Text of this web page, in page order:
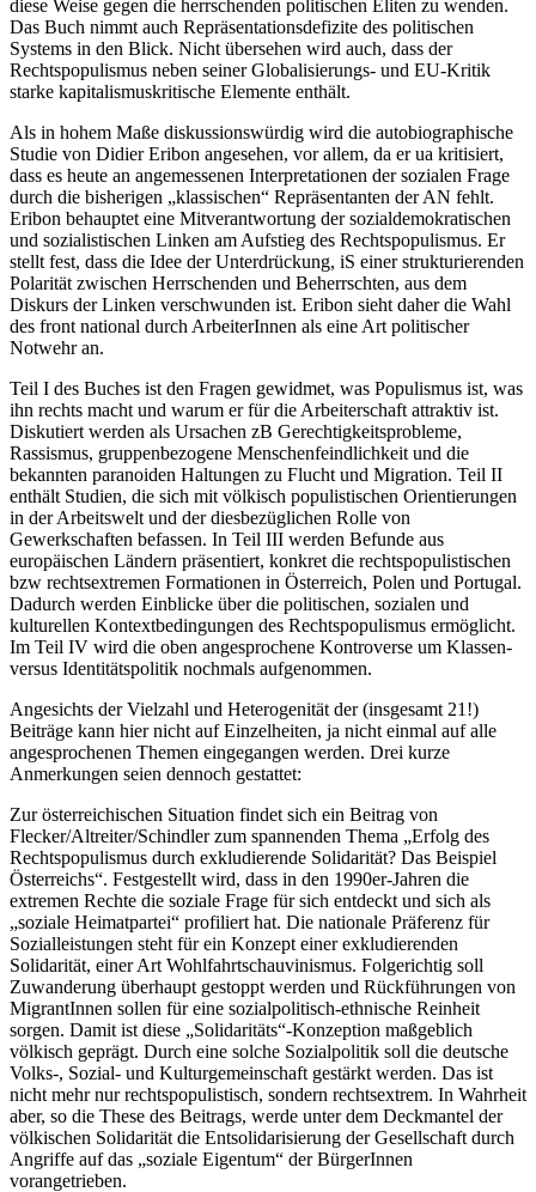
diese Weise gegen die herrschenden politischen Eliten zu wenden.
Das Buch nimmt auch Repräsentationsdefizite des politischen
Systems in den Blick. Nicht übersehen wird auch, dass der
Rechtspopulismus neben seiner Globalisierungs- und EU-Kritik
starke kapitalismuskritische Elemente enthält.
Als in hohem Maße diskussionswürdig wird die autobiographische
Studie von Didier Eribon angesehen, vor allem, da er ua kritisiert,
dass es heute an angemessenen Interpretationen der sozialen Frage
durch die bisherigen „klassischen“ Repräsentanten der AN fehlt.
Eribon behauptet eine Mitverantwortung der sozialdemokratischen
und sozialistischen Linken am Aufstieg des Rechtspopulismus. Er
stellt fest, dass die Idee der Unterdrückung, iS einer strukturierenden
Polarität zwischen Herrschenden und Beherrschten, aus dem
Diskurs der Linken verschwunden ist. Eribon sieht daher die Wahl
des front national durch ArbeiterInnen als eine Art politischer
Notwehr an.
Teil I des Buches ist den Fragen gewidmet, was Populismus ist, was
ihn rechts macht und warum er für die Arbeiterschaft attraktiv ist.
Diskutiert werden als Ursachen zB Gerechtigkeitsprobleme,
Rassismus, gruppenbezogene Menschenfeindlichkeit und die
bekannten paranoiden Haltungen zu Flucht und Migration. Teil II
enthält Studien, die sich mit völkisch populistischen Orientierungen
in der Arbeitswelt und der diesbezüglichen Rolle von
Gewerkschaften befassen. In Teil III werden Befunde aus
europäischen Ländern präsentiert, konkret die rechtspopulistischen
bzw rechtsextremen Formationen in Österreich, Polen und Portugal.
Dadurch werden Einblicke über die politischen, sozialen und
kulturellen Kontextbedingungen des Rechtspopulismus ermöglicht.
Im Teil IV wird die oben angesprochene Kontroverse um Klassen-
versus Identitätspolitik nochmals aufgenommen.
Angesichts der Vielzahl und Heterogenität der (insgesamt 21!)
Beiträge kann hier nicht auf Einzelheiten, ja nicht einmal auf alle
angesprochenen Themen eingegangen werden. Drei kurze
Anmerkungen seien dennoch gestattet:
Zur österreichischen Situation findet sich ein Beitrag von
Flecker/Altreiter/Schindlerzum spannenden Thema „Erfolg des
Rechtspopulismus durch exkludierende Solidarität? Das Beispiel
Österreichs“. Festgestellt wird, dass in den 1990er-Jahren die
extremen Rechte die soziale Frage für sich entdeckt und sich als
„soziale Heimatpartei“ profiliert hat. Die nationale Präferenz für
Sozialleistungen steht für ein Konzept einer exkludierenden
Solidarität, einer Art Wohlfahrtschauvinismus. Folgerichtig soll
Zuwanderung überhaupt gestoppt werden und Rückführungen von
MigrantInnen sollen für eine sozialpolitisch-ethnische Reinheit
sorgen. Damit ist diese „Solidaritäts“-Konzeption maßgeblich
völkisch geprägt. Durch eine solche Sozialpolitik soll die deutsche
Volks-, Sozial- und Kulturgemeinschaft gestärkt werden. Das ist
nicht mehr nur rechtspopulistisch, sondern rechtsextrem. In Wahrheit
aber, so die These des Beitrags, werde unter dem Deckmantel der
völkischen Solidarität die Entsolidarisierung der Gesellschaft durch
Angriffe auf das „soziale Eigentum“ der BürgerInnen
vorangetrieben.